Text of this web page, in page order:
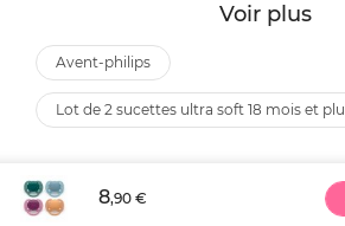
Voir plus
avent-philips
lot de 2 sucettes ultra soft 18 mois et
8,90 €